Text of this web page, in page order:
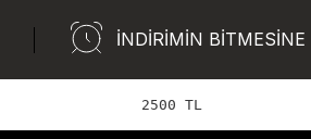
İNDİRİMİN BİTMESİNE
2500 TL ve üzeri Ü